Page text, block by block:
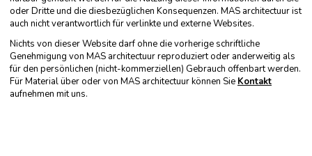
oder Dritte und die diesbezüglichen Konsequenzen. MAS architectuur ist
auch nicht verantwortlich für verlinkte und externe Websites.
Nichts von dieser Website darf ohne die vorherige schriftliche
Genehmigung von MAS architectuur reproduziert oder anderweitig als
für den persönlichen (nicht-kommerziellen) Gebrauch offenbart werden.
Für Material über oder von MAS architectuur können Sie Kontakt
aufnehmen mit uns.